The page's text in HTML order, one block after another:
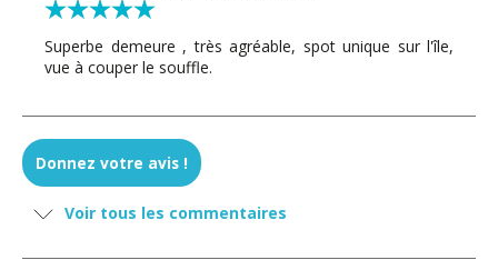
Superbe demeure , très agréable, spot unique sur l'île,
vue à couper le souffle.
Très belle maison dans un endroit très calme et
Donnez votre avis !
Voir tous les commentaires